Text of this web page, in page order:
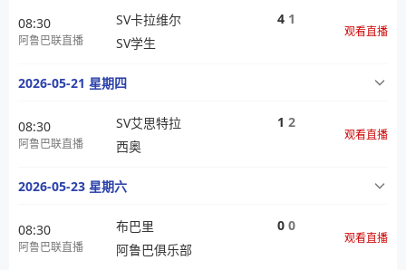
08:30
阿鲁巴联直播
SV卡拉维尔
SV学生
4 1
观看直播
2026-05-21 星期四
08:30
阿鲁巴联直播
SV艾思特拉
西奥
1 2
观看直播
2026-05-23 星期六
08:30
阿鲁巴联直播
布巴里
阿鲁巴俱乐部
0 0
观看直播